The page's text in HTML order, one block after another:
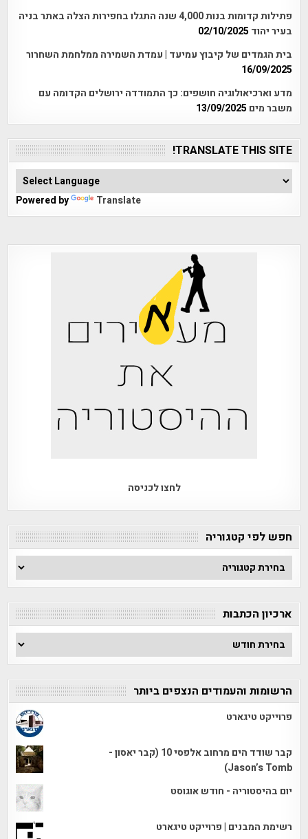
פתילות קדומות בנות 4,000 שנה התגלו בחפירות הצלה באתר בניה
בעיר יהוד 02/10/2025
בית הגמדים של קיבוץ עמיעד | עמדת השמירה ממלחמת השחרור
16/09/2025
מדע וארכיאולוגיה חושפים: כך התמודדה ירושלים הקדומה עם
משבר מים 13/09/2025
TRANSLATE THIS SITE!
Powered by Translate
לחצו לכניסה
חפש לפי קטגוריה
חפש
לפי
ארכיון הכתבות
ארכיון
הכתבות
הרשומות והעמודים הנצפים ביותר
פרוייקט טיגארט
קבר שודד הים מרחוב אלפסי 10 (קבר יאסון -
Jason’s Tomb)
יום בהיסטוריה - חודש אוגוסט
רשימת המבנים | פרוייקט טיגארט